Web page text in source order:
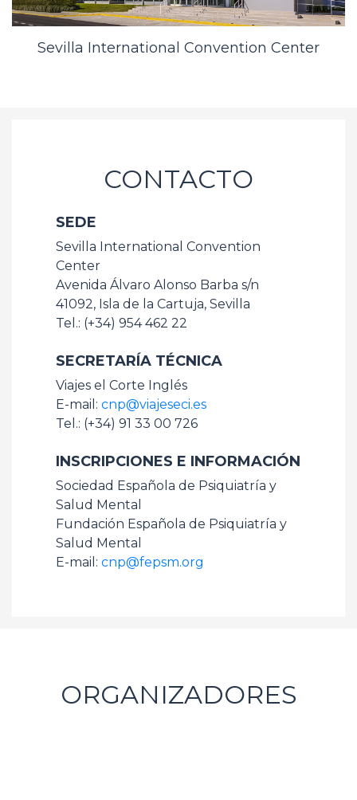
Sevilla International Convention Center
CONTACTO
SEDE
Sevilla International Convention
Center
Avenida Álvaro Alonso Barba s/n
41092, Isla de la Cartuja, Sevilla
Tel.: (+34) 954 462 22
SECRETARÍA TÉCNICA
Viajes el Corte Inglés
E-mail: cnp@viajeseci.es
Tel.: (+34) 91 33 00 726
INSCRIPCIONES E INFORMACIÓN
Sociedad Española de Psiquiatría y
Salud Mental
Fundación Española de Psiquiatría y
Salud Mental
E-mail: cnp@fepsm.org
ORGANIZADORES